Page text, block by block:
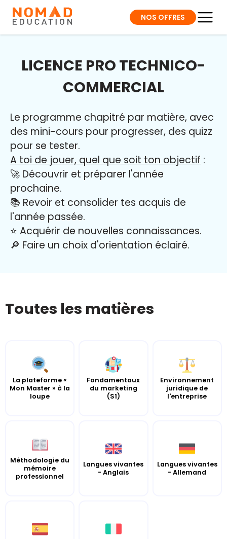
NOS OFFRES
LICENCE PRO TECHNICO-
COMMERCIAL
Le programme chapitré par matière, avec
des mini-cours pour progresser, des quizz
pour se tester.
A toi de jouer, quel que soit ton objectif :
🚀 Découvrir et préparer l'année
prochaine.
📚 Revoir et consolider tes acquis de
l'année passée.
⭐️ Acquérir de nouvelles connaissances.
🔎 Faire un choix d'orientation éclairé.
Toutes les matières
La plateforme «
Mon Master » à la
loupe
Fondamentaux
du marketing
(S1)
Environnement
juridique de
l'entreprise
Méthodologie du
mémoire
professionnel
Langues vivantes
- Anglais
Langues vivantes
- Allemand